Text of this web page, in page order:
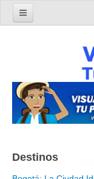
Turismo en
Parques Nacionales
Parque Nacional
Parque Nacional
Parque Nacional
Destinos